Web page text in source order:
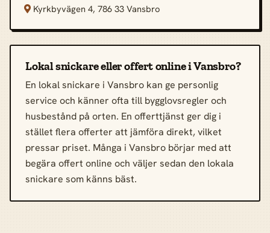
 Kyrkbyvägen 4, 786 33 Vansbro
Lokal snickare eller offert online i Vansbro?
En lokal snickare i Vansbro kan ge personlig
service och känner ofta till bygglovsregler och
husbestånd på orten. En offerttjänst ger dig i
stället flera offerter att jämföra direkt, vilket
pressar priset. Många i Vansbro börjar med att
begära offert online och väljer sedan den lokala
snickare som känns bäst.